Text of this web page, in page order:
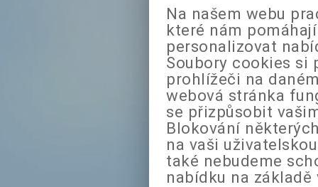
Na našem webu
které nám
personalizovat
Soubory cookies si
prohlížeči na
webová stránka
se přizpůsobit
Blokování
na vaši
také nebudeme
nabídku na